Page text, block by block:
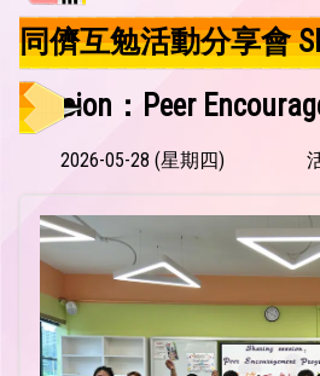
同儕互勉活動分享會
Session：Peer
2026-05-28 (星期四)